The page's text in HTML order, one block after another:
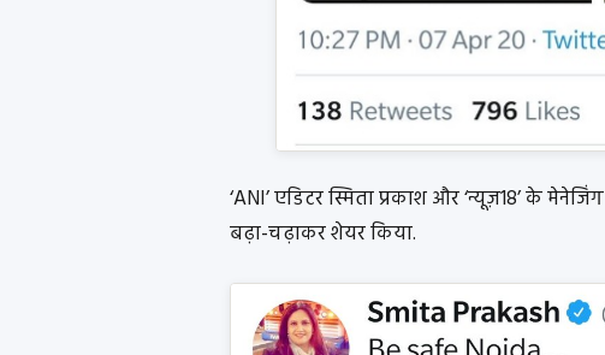
‘ANI’ एडिटर स्मिता प्रकाश और ‘न्यूज़18’ के
बढ़ा-चढ़ाकर शेयर किया.